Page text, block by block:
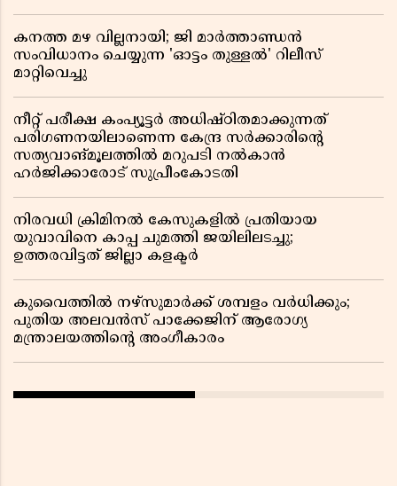
കനത്ത മഴ വില്ലനായി; ജി മാർത്താണ്ഡൻ
സംവിധാനം ചെയ്യുന്ന 'ഓട്ടം തുള്ളൽ' റിലീസ്
മാറ്റിവെച്ചു
നീറ്റ് പരീക്ഷ കംപ്യൂട്ടർ അധിഷ്ഠിതമാക്കുന്നത്
പരിഗണനയിലാണെന്ന കേന്ദ്ര സർക്കാരിൻ്റെ
സത്യവാങ്മൂലത്തിൽ മറുപടി നൽകാൻ
ഹർജിക്കാരോട് സുപ്രീംകോടതി
നിരവധി ക്രിമിനൽ കേസുകളിൽ പ്രതിയായ
യുവാവിനെ കാപ്പ ചുമത്തി ജയിലിലടച്ചു;
ഉത്തരവിട്ടത് ജില്ലാ കളക്ടർ
കുവൈത്തിൽ നഴ്‌സുമാർക്ക് ശമ്പളം വർധിക്കും;
പുതിയ അലവൻസ് പാക്കേജിന് ആരോഗ്യ
മന്ത്രാലയത്തിൻ്റെ അംഗീകാരം